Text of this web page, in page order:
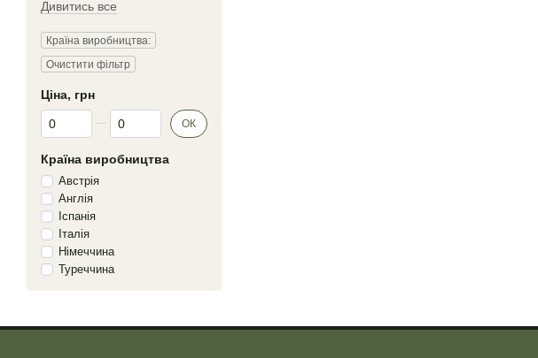
Дивитись все
Країна виробництва:
Очистити фільтр
Ціна, грн
Від Ціна, грн
До Ціна, грн ОК
Країна виробництва
Австрія
Англія
Іспанія
Італія
Німеччина
Туреччина